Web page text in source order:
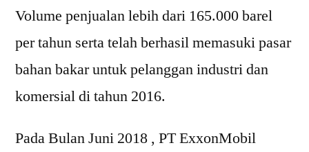
Volume penjualan lebih dari 165.000 barel
per tahun serta telah berhasil memasuki pasar
bahan bakar untuk pelanggan industri dan
komersial di tahun 2016.
Pada Bulan Juni 2018 , PT ExxonMobil